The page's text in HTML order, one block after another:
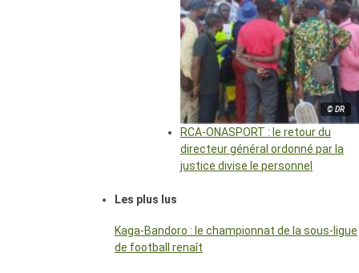
© DR
RCA-ONASPORT : le retour du
directeur général ordonné par la
justice divise le personnel
Les plus lus
Kaga-Bandoro : le championnat de la sous-ligue
de football renaît